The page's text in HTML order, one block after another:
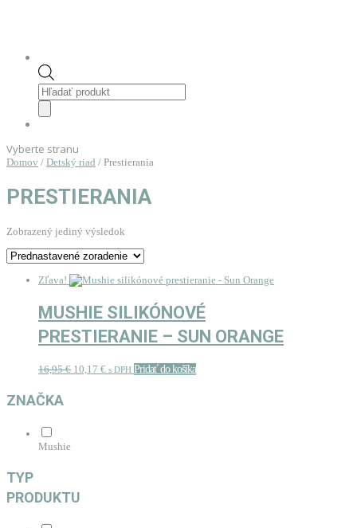
Products
search
Vyberte stranu
Domov / Detský riad / Prestierania
PRESTIERANIA
Zobrazený jediný výsledok
Zľava!
MUSHIE SILIKÓNOVÉ
PRESTIERANIE – SUN ORANGE
16,95€ Pôvodná
10,17 €Aktuálna
s DPH Pridať do košíka
ZNAČKA
Mushie
TYP
PRODUKTU